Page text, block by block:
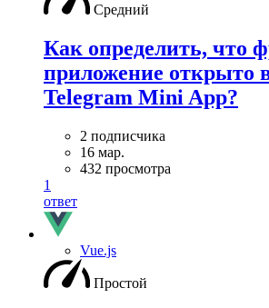
Средний
Как определить, что
приложение открыто
Telegram Mini App?
2 подписчика
16 мар.
432 просмотра
1
ответ
Vue.js
Простой